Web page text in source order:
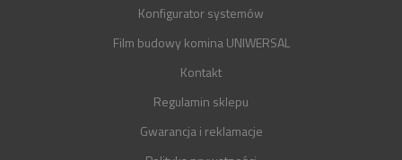
Konfigurator systemów
Film budowy komina UNIWERSAL
Kontakt
Regulamin sklepu
Gwarancja i reklamacje